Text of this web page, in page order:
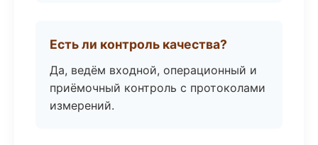
Есть ли контроль качества?
Да, ведём входной, операционный и
приёмочный контроль с протоколами
измерений.